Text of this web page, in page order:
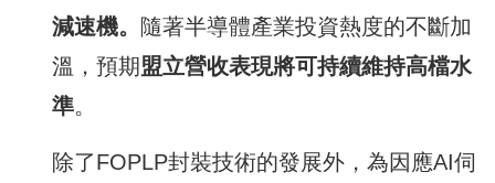
減速機。 隨著半導體產業投資熱度的不斷加
溫，預期盟立營收表現將可持續維持高檔水
準。
除了FOPLP封裝技術的發展外，為因應AI伺